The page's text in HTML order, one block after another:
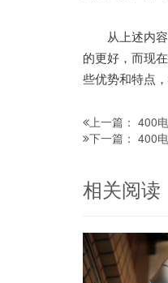
从上述内容
的更好，而现
些优势和特点
上一篇： 400
下一篇： 400
相关阅读